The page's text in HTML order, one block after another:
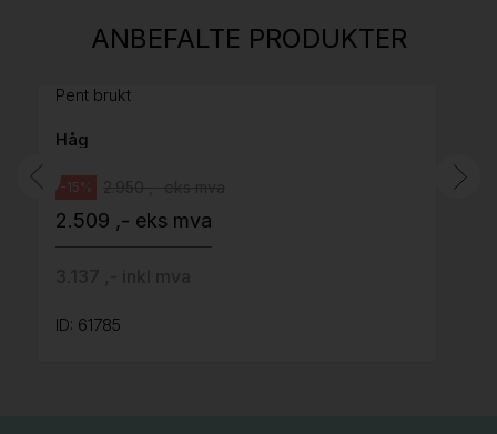
ANBEFALTE PRODUKTER
H05 5600 Swingback-armlene Mørk
Pent brukt
Håg
-15%
2.509 ,- eks mva
ID: 61785